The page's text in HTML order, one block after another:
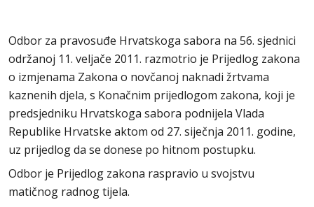
Odbor za pravosuđe Hrvatskoga sabora na 56. sjednici
održanoj 11. veljače 2011. razmotrio je Prijedlog zakona
o izmjenama Zakona o novčanoj naknadi žrtvama
kaznenih djela, s Konačnim prijedlogom zakona, koji je
predsjedniku Hrvatskoga sabora podnijela Vlada
Republike Hrvatske aktom od 27. siječnja 2011. godine,
uz prijedlog da se donese po hitnom postupku.
Odbor je Prijedlog zakona raspravio u svojstvu
matičnog radnog tijela.